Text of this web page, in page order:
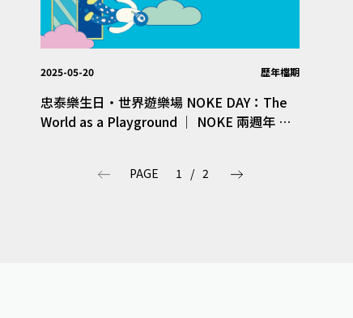
2025-05-20 歷年檔期
忠泰樂生日・世界遊樂場 NOKE DAY：The
World as a Playground │ NOKE 兩週年 生
PAGE 1 / 2